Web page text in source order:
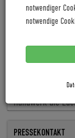
notwendiger
notwendige
Coboc blickt mit
Cyclingworld
Cyclingworld
Fachkräfte
Handwerk die
PRESSEKONTAKT